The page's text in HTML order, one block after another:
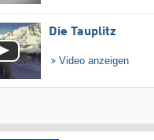
Die Tauplitz
Video anzeigen